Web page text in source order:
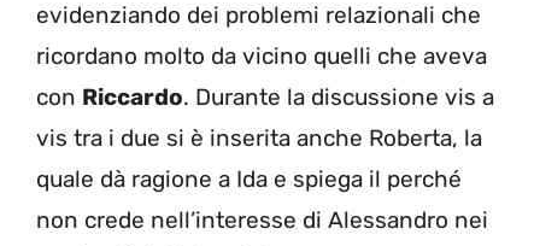
evidenziando dei problemi relazionali che
ricordano molto da vicino quelli che aveva
con Riccardo. Durante la discussione vis a
vis tra i due si è inserita anche Roberta, la
quale dà ragione a Ida e spiega il perché
non crede nell’interesse di Alessandro nei